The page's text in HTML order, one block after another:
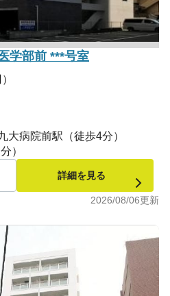
学部前 ***号室
大病院前駅（徒歩4分）
）
詳細を見る
2026/08/06更新